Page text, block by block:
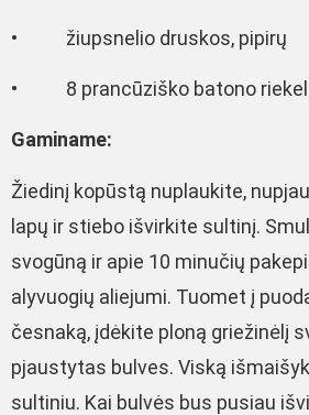
• žiupsnelio druskos, pipirų
• 8 prancūziško batono
Gaminame:
Žiedinį kopūstą nuplaukite,
lapų ir stiebo išvirkite sultinį.
svogūną ir apie 10 minučių
alyvuogių aliejumi. Tuomet į
česnaką, įdėkite ploną griežinėlį
pjaustytas bulves. Viską
sultiniu. Kai bulvės bus pusiau